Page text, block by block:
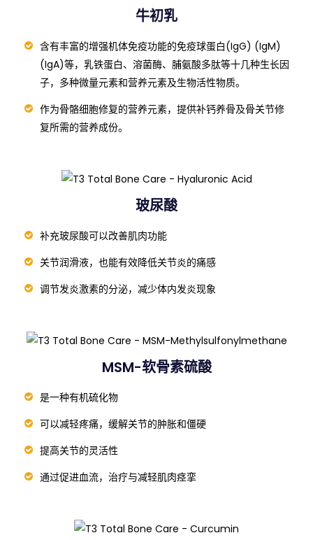
牛初乳
(IgA)等，乳铁蛋白、溶菌酶、脯氨酸多肽等十几种生长因
子，多种微量元素和营养元素及生物活性物质。
复所需的营养成份。
玻尿酸
补充玻尿酸可以改善肌肉功能
调节发炎激素的分泌，减少体内发炎现象
MSM-软骨素硫酸
是一种有机硫化物
可以减轻疼痛，缓解关节的肿胀和僵硬
通过促进血流，治疗与减轻肌肉痉挛